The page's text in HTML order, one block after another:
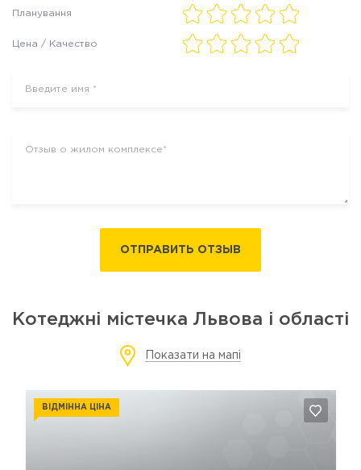
Планування
Цена / Качество
ОТПРАВИТЬ ОТЗЫВ
Котеджні містечка Львова і області
Показати на мапі
ВІДМІННА ЦІНА